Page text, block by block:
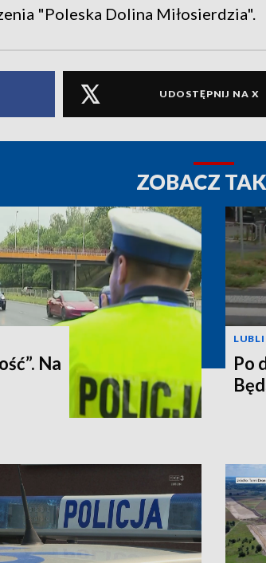
"Poleska Dolina Miłosierdzia".
UDOSTĘPNIJ NA X
ZOBACZ
Na
Po